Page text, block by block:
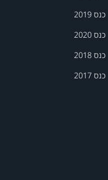
כנס 2019
כנס 2020
כנס 2018
כנס 2017